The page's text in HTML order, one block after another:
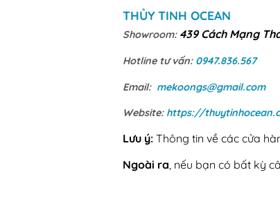
THỦY TINH OCEAN
Showroom: 439 Cách Mạng
Hotline tư vấn: 0947.836.567
Email: mekoongs@gmail.com
Website: https://
Lưu ý: Thông tin về các cửa
Ngoài ra, nếu bạn có bất kỳ